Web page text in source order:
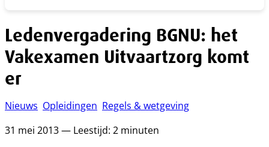
Ledenvergadering BGNU: het
Vakexamen Uitvaartzorg komt
er
Nieuws Opleidingen Regels & wetgeving
31 mei 2013 — Leestijd: 2 minuten